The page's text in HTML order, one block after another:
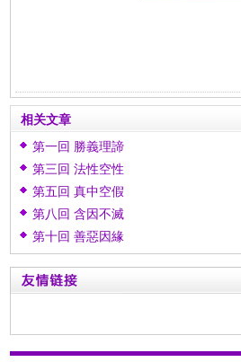
相关文章
第一回 勝義理諦
第三回 法性空性
第五回 真中空假
第八回 含因不滅
第十回 善惡因緣